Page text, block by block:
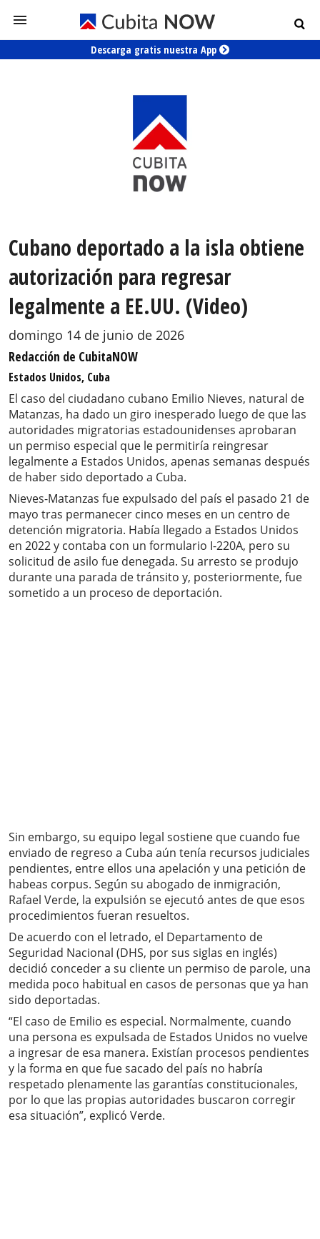
Descarga gratis nuestra App
Cubano deportado a la isla obtiene
autorización para regresar
legalmente a EE.UU. (Video)
domingo 14 de junio de 2026
Redacción de CubitaNOW
Estados Unidos, Cuba
El caso del ciudadano cubano Emilio Nieves, natural de
Matanzas, ha dado un giro inesperado luego de que las
autoridades migratorias estadounidenses aprobaran
un permiso especial que le permitiría reingresar
legalmente a Estados Unidos, apenas semanas después
de haber sido deportado a Cuba.
Nieves-Matanzas fue expulsado del país el pasado 21 de
mayo tras permanecer cinco meses en un centro de
detención migratoria. Había llegado a Estados Unidos
en 2022 y contaba con un formulario I-220A, pero su
solicitud de asilo fue denegada. Su arresto se produjo
durante una parada de tránsito y, posteriormente, fue
sometido a un proceso de deportación.
Sin embargo, su equipo legal sostiene que cuando fue
enviado de regreso a Cuba aún tenía recursos judiciales
pendientes, entre ellos una apelación y una petición de
habeas corpus. Según su abogado de inmigración,
Rafael Verde, la expulsión se ejecutó antes de que esos
procedimientos fueran resueltos.
De acuerdo con el letrado, el Departamento de
Seguridad Nacional (DHS, por sus siglas en inglés)
decidió conceder a su cliente un permiso de parole, una
medida poco habitual en casos de personas que ya han
sido deportadas.
“El caso de Emilio es especial. Normalmente, cuando
una persona es expulsada de Estados Unidos no vuelve
a ingresar de esa manera. Existían procesos pendientes
y la forma en que fue sacado del país no habría
respetado plenamente las garantías constitucionales,
por lo que las propias autoridades buscaron corregir
esa situación”, explicó Verde.